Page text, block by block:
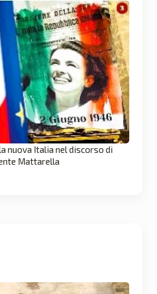
nuova Italia nel discorso di
Mattarella